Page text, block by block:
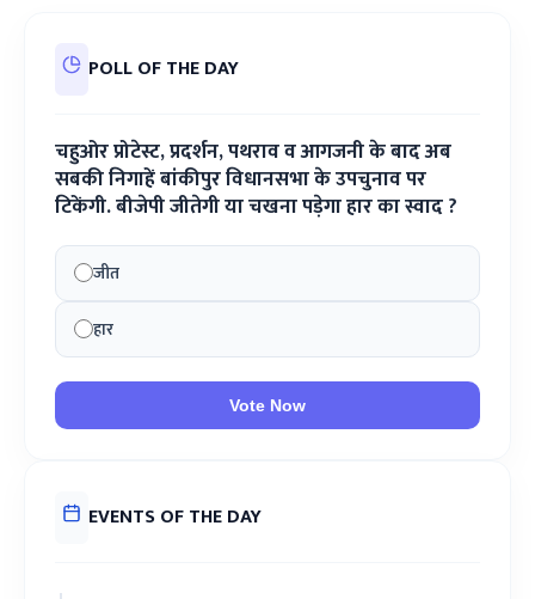
POLL OF THE DAY
चहुओर प्रोटेस्ट, प्रदर्शन, पथराव व आगजनी के बाद अब
सबकी निगाहें बांकीपुर विधानसभा के उपचुनाव पर
टिकेंगी. बीजेपी जीतेगी या चखना पड़ेगा हार का स्वाद ?
जीत
हार
Vote Now
EVENTS OF THE DAY